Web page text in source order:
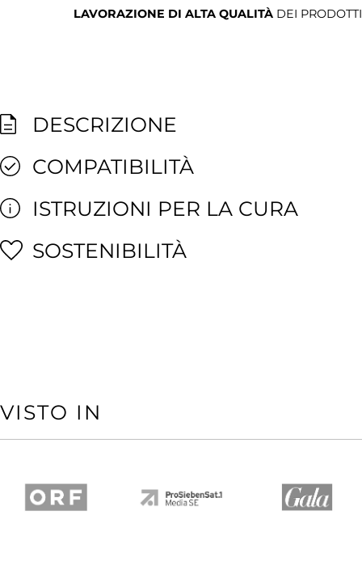
LAVORAZIONE DI ALTA QUALITÀ DEI PRODOTTI
DESCRIZIONE
COMPATIBILITÀ
ISTRUZIONI PER LA CURA
SOSTENIBILITÀ
VISTO IN